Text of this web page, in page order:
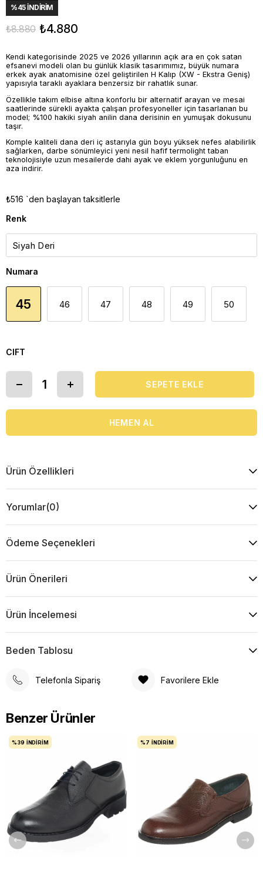
%45İNDIRIM
₺8.880 ₺4.880
Kendi kategorisinde 2025 ve 2026 yıllarının açık ara en çok satan
efsanevi modeli olan bu günlük klasik tasarımımız, büyük numara
erkek ayak anatomisine özel geliştirilen H Kalıp (XW - Ekstra Geniş)
yapısıyla taraklı ayaklara benzersiz bir rahatlık sunar.
Özellikle takım elbise altına konforlu bir alternatif arayan ve mesai
saatlerinde sürekli ayakta çalışan profesyoneller için tasarlanan bu
model; %100 hakiki siyah anilin dana derisinin en yumuşak dokusunu
taşır.
Komple kaliteli dana deri iç astarıyla gün boyu yüksek nefes alabilirlik
sağlarken, darbe sönümleyici yeni nesil hafif termolight taban
teknolojisiyle uzun mesailerde dahi ayak ve eklem yorgunluğunu en
aza indirir.
₺516 `den başlayan taksitlerle
Renk
Numara
45 46 47 48 49 50
CIFT
Ürün Özellikleri
Yorumlar(0)
Ödeme Seçenekleri
Ürün Önerileri
Ürün İncelemesi
Beden Tablosu
Telefonla Sipariş Favorilere Ekle
Benzer Ürünler
%39 İNDIRIM %7 İNDIRIM